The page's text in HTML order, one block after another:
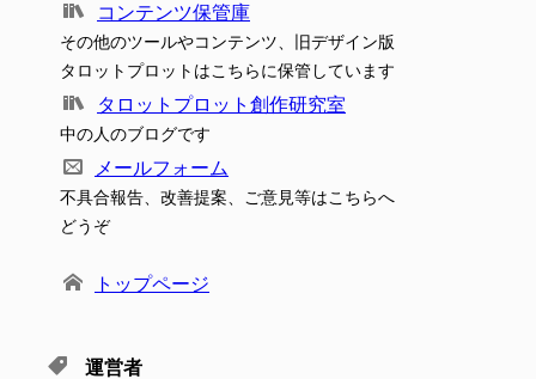
コンテンツ保管庫
その他のツールやコンテンツ、旧デザイン版
タロットプロットはこちらに保管しています
タロットプロット創作研究室
中の人のブログです
メールフォーム
不具合報告、改善提案、ご意見等はこちらへ
どうぞ
トップページ
運営者